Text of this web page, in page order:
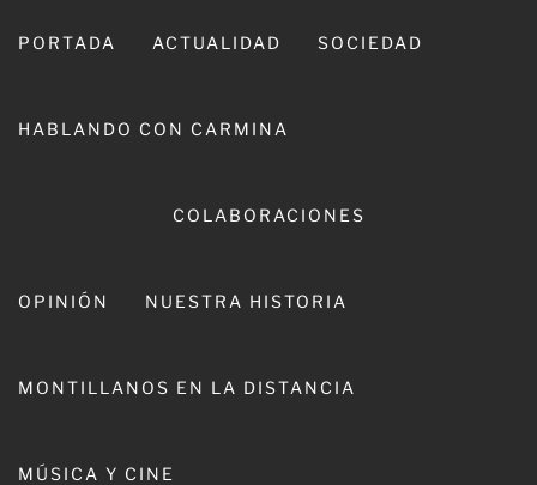
PORTADA ACTUALIDAD SOCIEDAD
HABLANDO CON CARMINA
COLABORACIONES
OPINIÓN NUESTRA HISTORIA
MONTILLANOS EN LA DISTANCIA
MÚSICA Y CINE